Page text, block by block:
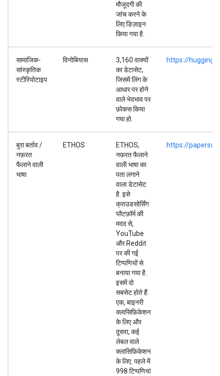
मौजूदगी की
जांच करने के
लिए डिज़ाइन
किया गया है.
सामाजिक-
सांस्कृतिक
स्टीरियोटाइप
विनोबियास
3,160 वाक्यों
का डेटासेट,
जिसमें लिंग के
आधार पर होने
वाले भेदभाव पर
फ़ोकस किया
गया हो.
https://
बुरा बर्ताव /
नफ़रत
फैलाने वाली
भाषा
ETHOS
ETHOS,
नफ़रत फैलाने
वाली भाषा का
पता लगाने
वाला डेटासेट
है. इसे
क्राउडसोर्सिंग
प्लैटफ़ॉर्म की
मदद से,
YouTube
और Reddit
पर की गई
टिप्पणियों से
बनाया गया है.
इसमें दो
सबसेट होते हैं.
एक, बाइनरी
क्लासिफ़िकेशन
के लिए और
दूसरा, कई
लेबल वाले
क्लासिफ़िकेशन
के लिए. पहले में
998 टिप्पणियां
https://